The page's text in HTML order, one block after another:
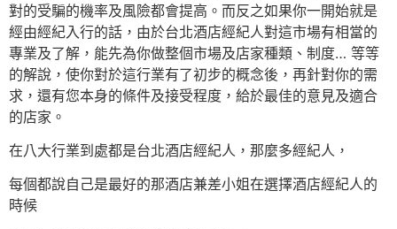
對的受騙的機率及風險都會提高。而反之如果你一開始就是
經由經紀入行的話，由於台北酒店經紀人對這市場有相當的
專業及了解，能先為你做整個市場及店家種類、制度… 等等
的解說，使你對於這行業有了初步的概念後，再針對你的需
求，還有您本身的條件及接受程度，給於最佳的意見及適合
的店家。
在八大行業到處都是台北酒店經紀人，那麼多經紀人，
每個都說自己是最好的那酒店兼差小姐在選擇酒店經紀人的
時候